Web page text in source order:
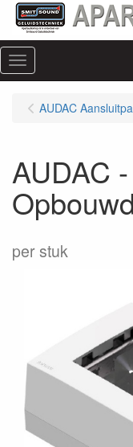
Menu
AUDAC
AUDAC
per stuk